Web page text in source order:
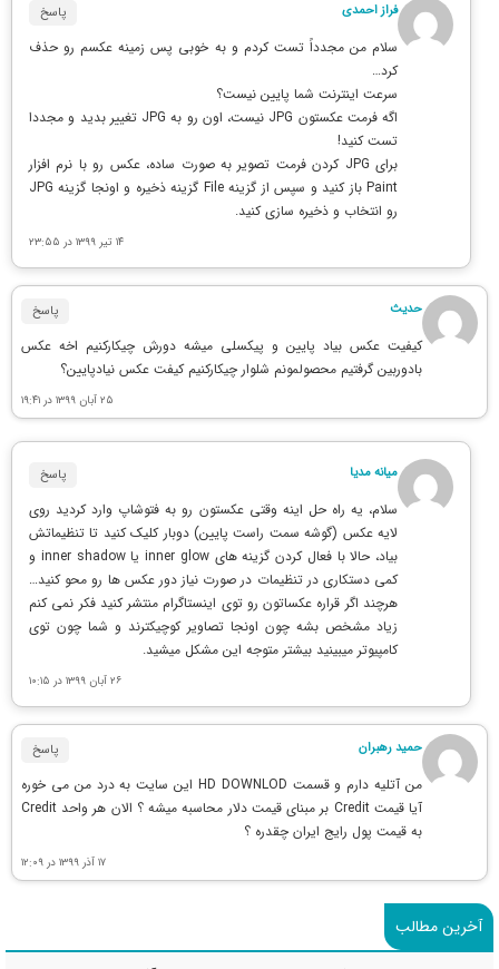
فراز احمدی پاسخ
سلام من مجدداً تست کردم و به خوبی پس زمینه عکسم رو حذف
کرد…
سرعت اینترنت شما پایین نیست؟
اگه فرمت عکستون JPG نیست، اون رو به JPG تغییر بدید و مجددا
تست کنید!
برای JPG کردن فرمت تصویر به صورت ساده، عکس رو با نرم افزار
Paint باز کنید و سپس از گزینه File گزینه ذخیره و اونجا گزینه JPG
رو انتخاب و ذخیره سازی کنید.
۱۴ تیر ۱۳۹۹ در ۲۳:۵۵
حدیث پاسخ
کیفیت عکس بیاد پایین و پیکسلی میشه دورش چیکارکنیم اخه عکس
بادوربین گرفتیم محصولمونم شلوار چیکارکنیم کیفت عکس نیادپایین؟
۲۵ آبان ۱۳۹۹ در ۱۹:۴۱
میانه مدیا پاسخ
سلام، یه راه حل اینه وقتی عکستون رو به فتوشاپ وارد کردید روی
لایه عکس (گوشه سمت راست پایین) دوبار کلیک کنید تا تنظیماتش
بیاد، حالا با فعال کردن گزینه های inner glow یا inner shadow و
کمی دستکاری در تنظیمات در صورت نیاز دور عکس ها رو محو کنید…
هرچند اگر قراره عکساتون رو توی اینستاگرام منتشر کنید فکر نمی کنم
زیاد مشخص بشه چون اونجا تصاویر کوچیکترند و شما چون توی
کامپیوتر میبینید بیشتر متوجه این مشکل میشید.
۲۶ آبان ۱۳۹۹ در ۱۰:۱۵
حمید رهبران پاسخ
من آتلیه دارم و قسمت HD DOWNLOD این سایت به درد من می خوره
آیا قیمت Credit بر مبنای قیمت دلار محاسبه میشه ؟ الان هر واحد Credit
به قیمت پول رایج ایران چقدره ؟
۱۷ آذر ۱۳۹۹ در ۱۲:۰۹
آخرین مطالب